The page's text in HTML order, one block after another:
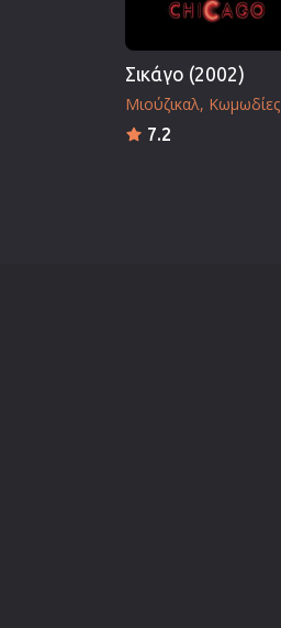
Σικάγο (2002)
Μιούζικαλ Κωμωδίες
7.2